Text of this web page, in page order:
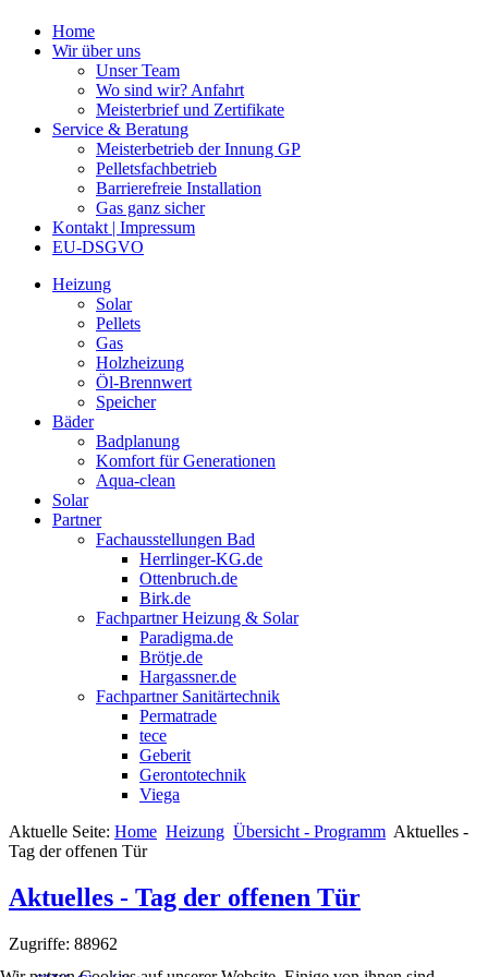
Home
Wir über uns
Unser Team
Wo sind wir? Anfahrt
Meisterbrief und Zertifikate
Service & Beratung
Meisterbetrieb der Innung GP
Pelletsfachbetrieb
Barrierefreie Installation
Gas ganz sicher
Kontakt | Impressum
EU-DSGVO
Heizung
Solar
Pellets
Gas
Holzheizung
Öl-Brennwert
Speicher
Bäder
Badplanung
Komfort für Generationen
Aqua-clean
Solar
Partner
Fachausstellungen Bad
Herrlinger-KG.de
Ottenbruch.de
Birk.de
Fachpartner Heizung & Solar
Paradigma.de
Brötje.de
Hargassner.de
Fachpartner Sanitärtechnik
Permatrade
tece
Geberit
Gerontotechnik
Viega
Aktuelle Seite: Home Heizung Übersicht - Programm Aktuelles -
Tag der offenen Tür
Aktuelles - Tag der offenen Tür
Zugriffe: 88962